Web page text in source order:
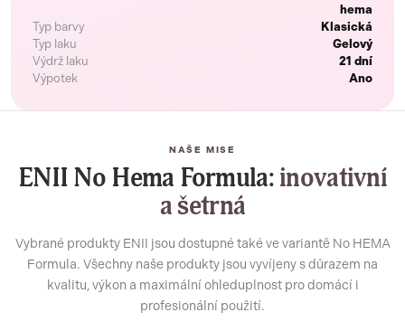
hema
Typ barvy
Klasická
Typ laku
Gelový
Výdrž laku
21 dní
Výpotek
Ano
NAŠE MISE
ENII No Hema Formula:inovativní
a šetrná
Vybrané produkty ENII jsou dostupné také ve variantě No HEMA
Formula. Všechny naše produkty jsou vyvíjeny s důrazem na
kvalitu, výkon a maximální ohleduplnost pro domácí i
profesionální použití.